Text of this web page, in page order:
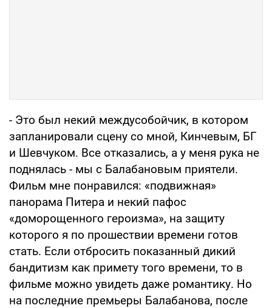
- Это был некий междусобойчик, в котором
запланировали сцену со мной, Кинчевым, БГ
и Шевчуком. Все отказались, а у меня рука не
поднялась - мы с Балабановым приятели.
Фильм мне понравился: «подвижная»
панорама Питера и некий пафос
«доморощенного героизма», на защиту
которого я по прошествии времени готов
стать. Если отбросить показанный дикий
бандитизм как примету того времени, то в
фильме можно увидеть даже романтику. Но
на последние премьеры Балабанова, после